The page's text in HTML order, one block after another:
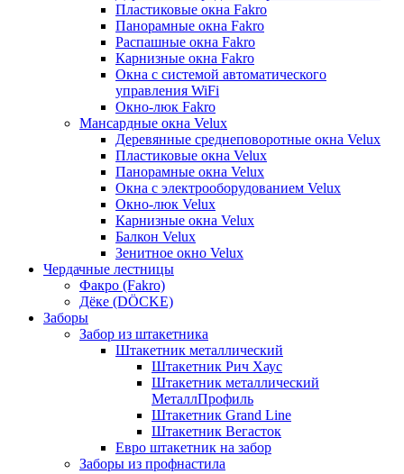
Пластиковые окна Fakro
Панорамные окна Fakro
Распашные окна Fakro
Карнизные окна Fakro
Окна с системой автоматического
управления WiFi
Окно-люк Fakro
Мансардные окна Velux
Деревянные среднеповоротные окна Velux
Пластиковые окна Velux
Панорамные окна Velux
Окна с электрооборудованием Velux
Окно-люк Velux
Карнизные окна Velux
Балкон Velux
Зенитное окно Velux
Чердачные лестницы
Факро (Fakro)
Дёке (DÖCKE)
Заборы
Забор из штакетника
Штакетник металлический
Штакетник Рич Хаус
Штакетник металлический
МеталлПрофиль
Штакетник Grand Line
Штакетник Вегасток
Евро штакетник на забор
Заборы из профнастила